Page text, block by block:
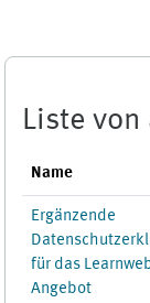
Liste
Name
Ergänzende
für das
Angebot